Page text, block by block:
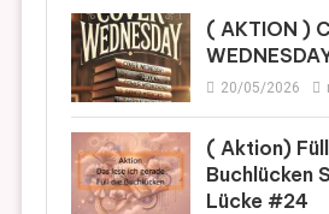
( AKTION )
20/05/2026
( Aktion)
Buchlücken
Lücke #24